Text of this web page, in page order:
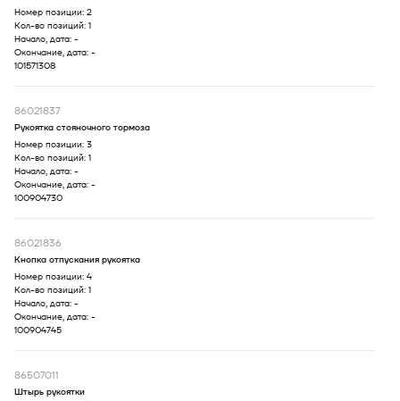
Номер позиции: 2
Кол-во позиций: 1
Начало, дата: -
Окончание, дата: -
101571308
86021837
Номер позиции: 3
Кол-во позиций: 1
Начало, дата: -
Окончание, дата: -
100904730
Рукоятка стояночного тормоза
86021836
Номер позиции: 4
Кол-во позиций: 1
Начало, дата: -
Окончание, дата: -
100904745
Кнопка отпускания рукоятка
86507011
Штырь рукоятки